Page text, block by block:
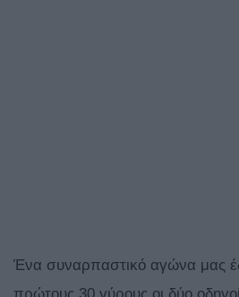
Ένα συναρπαστικό αγώνα μας